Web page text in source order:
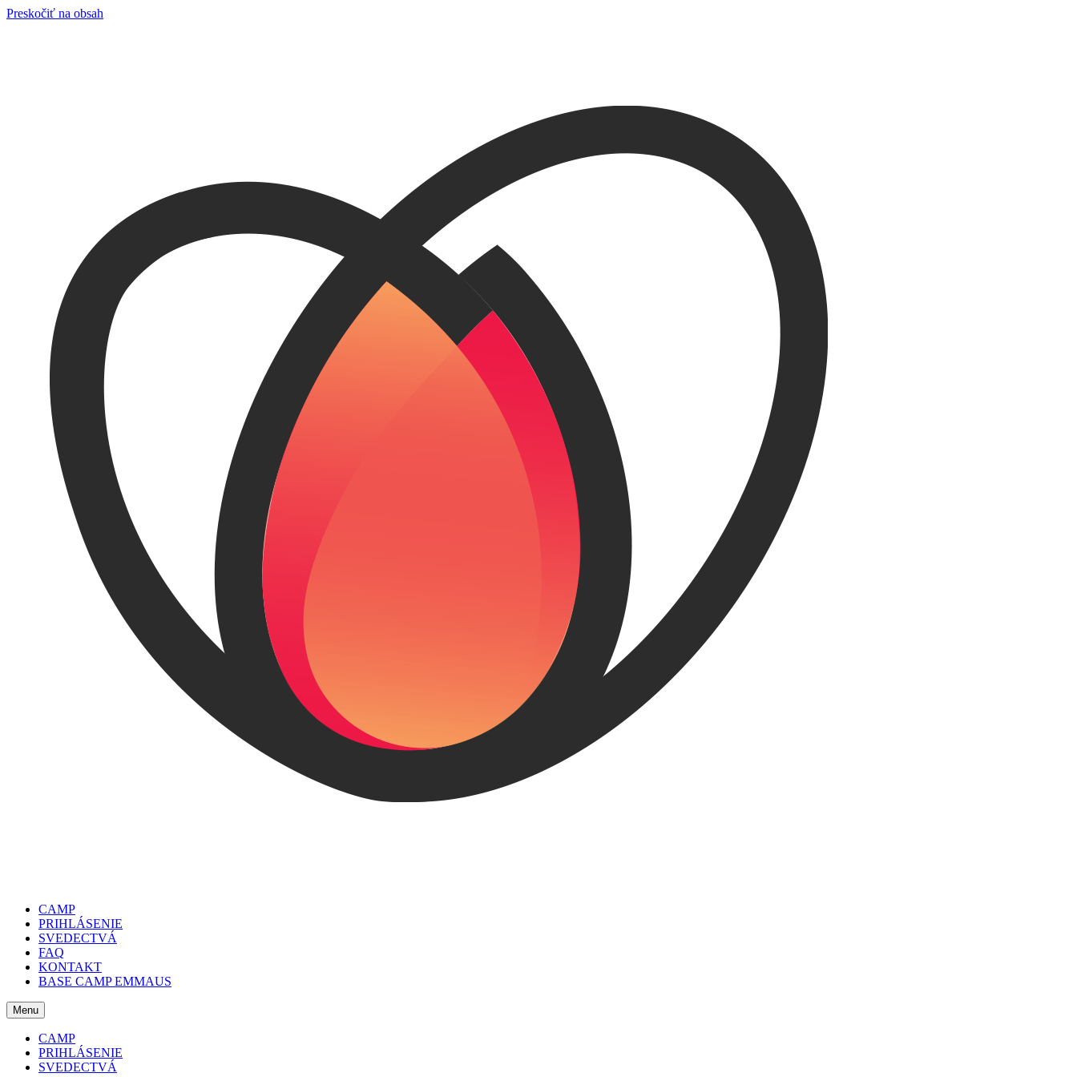
Preskočiť na obsah
CAMP
PRIHLÁSENIE
SVEDECTVÁ
FAQ
KONTAKT
BASE CAMP EMMAUS
Menu
CAMP
PRIHLÁSENIE
SVEDECTVÁ